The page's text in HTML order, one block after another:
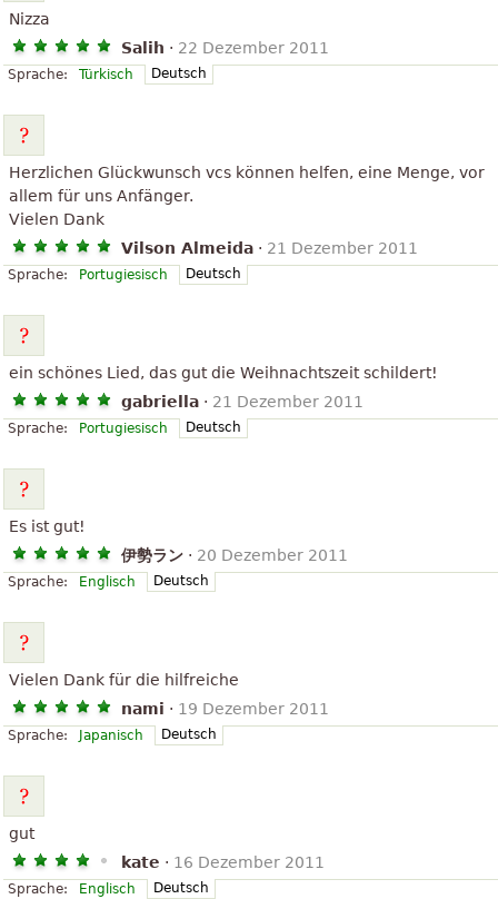
Nizza
Salih · 22 Dezember 2011
Sprache: Türkisch Deutsch
Herzlichen Glückwunsch vcs können helfen, eine Menge, vor
allem für uns Anfänger.
Vielen Dank
Vilson Almeida · 21 Dezember 2011
Sprache: Portugiesisch Deutsch
ein schönes Lied, das gut die Weihnachtszeit schildert!
gabriella · 21 Dezember 2011
Sprache: Portugiesisch Deutsch
Es ist gut!
伊勢ラン · 20 Dezember 2011
Sprache: Englisch Deutsch
Vielen Dank für die hilfreiche
nami · 19 Dezember 2011
Sprache: Japanisch Deutsch
gut
kate · 16 Dezember 2011
Sprache: Englisch Deutsch